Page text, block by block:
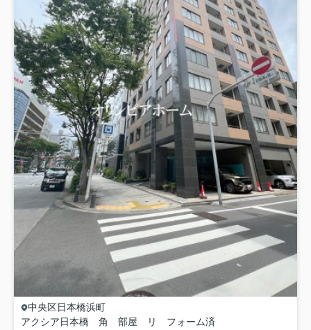
中央区日本橋浜町
アクシア日本橋 角 部屋 リ フォーム済